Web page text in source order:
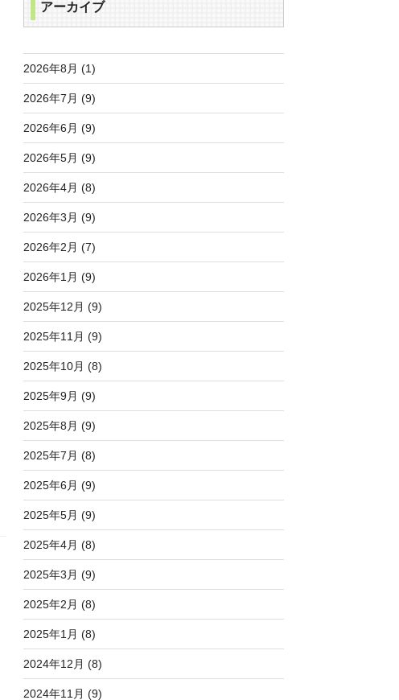
アーカイブ
2026年8月 (1)
2026年7月 (9)
2026年6月 (9)
2026年5月 (9)
2026年4月 (8)
2026年3月 (9)
2026年2月 (7)
2026年1月 (9)
2025年12月 (9)
2025年11月 (9)
2025年10月 (8)
2025年9月 (9)
2025年8月 (9)
2025年7月 (8)
2025年6月 (9)
2025年5月 (9)
2025年4月 (8)
2025年3月 (9)
2025年2月 (8)
2025年1月 (8)
2024年12月 (8)
2024年11月 (9)